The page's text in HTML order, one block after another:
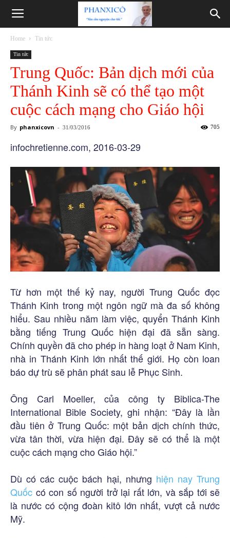
Phanxicô
Home Tin tức
Tin tức
Trung Quốc: Bản dịch mới của
Thánh Kinh sẽ có thể tạo một
cuộc cách mạng cho Giáo hội
By phanxicovn - 31/03/2016 705
infochretienne.com, 2016-03-29
Từ hơn một thế kỷ nay, người Trung Quốc đọc
Thánh Kinh trong một ngôn ngữ mà đa số không
hiểu. Sau nhiều năm làm việc, quyển Thánh Kinh
bằng tiếng Trung Quốc hiện đại đã sẵn sàng.
Chính quyền đã cho phép in hàng loạt ở Nam Kinh,
nhà in Thánh Kinh lớn nhất thế giới. Họ còn loan
báo dự trù sẽ phân phát sau lễ Phục Sinh.
Ông Carl Moeller, của công ty Biblica-The
International Bible Society, ghi nhận: “Đây là lần
đầu tiên ở Trung Quốc: một bản dịch chính thức,
vừa tân thời, vừa hiện đại. Đây sẽ có thể là một
cuộc cách mạng cho Giáo hội.”
Dù có các cuộc bách hại, nhưng hiện nay Trung
Quốc có con số người trở lại rất lớn, và sắp tới sẽ
là nước có cộng đoàn kitô lớn nhất, vượt cả nước
Mỹ.